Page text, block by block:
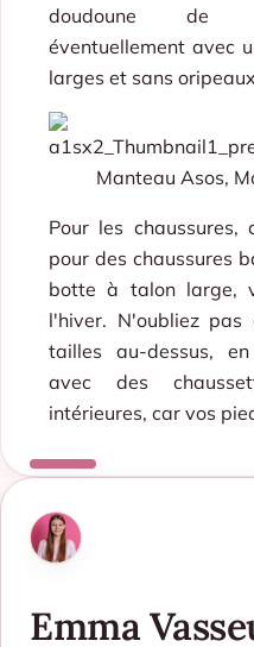
doudoune de
éventuellement avec
larges et sans
Manteau Asos,
Pour les chaussures,
pour des chaussures
botte à talon large,
l'hiver. N'oubliez
tailles au-dessus,
avec des
intérieures, car vos
Emma